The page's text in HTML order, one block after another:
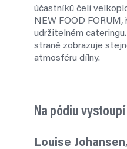
Na pódiu
Louise Johansen